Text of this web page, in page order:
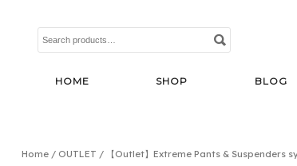
Search
for:
HOME SHOP BLOG
Home/ OUTLET / 【Outlet】Extreme Pants & Suspenders